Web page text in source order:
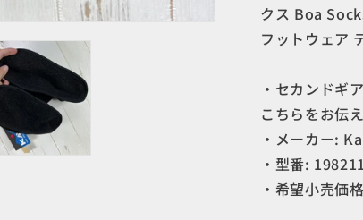
ー
)
ア
ソ
ッ
ス
Boa
クス Boa
フットウェア
・セカンドギ
こちらをお伝え
・メーカー:
・型番:
・希望小売価